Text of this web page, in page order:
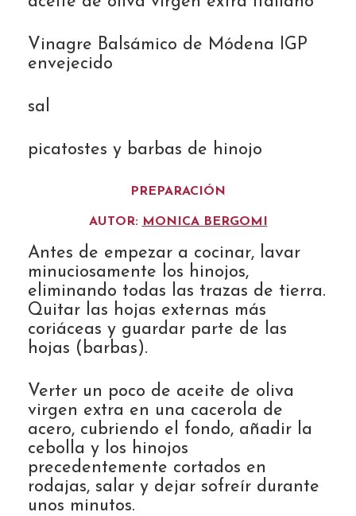
Vinagre Balsámico de Módena IGP
envejecido
sal
picatostes y barbas de hinojo
PREPARACIÓN
AUTOR: MONICA BERGOMI
Antes de empezar a cocinar, lavar
minuciosamente los hinojos,
eliminando todas las trazas de tierra.
Quitar las hojas externas más
coriáceas y guardar parte de las
hojas (barbas).
Verter un poco de aceite de oliva
virgen extra en una cacerola de
acero, cubriendo el fondo, añadir la
cebolla y los hinojos
precedentemente cortados en
rodajas, salar y dejar sofreír durante
unos minutos.